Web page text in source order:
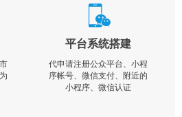
平台系统搭建
代申请注册公众平台、小程
序帐号、微信支付、附近的
小程序、微信认证